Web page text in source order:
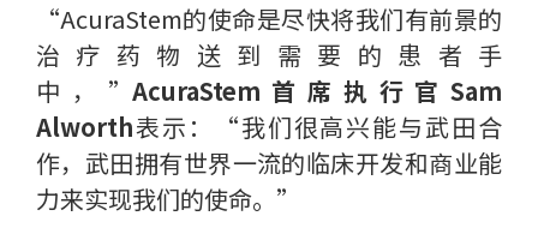
“AcuraStem的使命是尽快将我们有前景的
治疗药物送到需要的患者手
中，” AcuraStem首席执行官Sam
Alworth表示：“我们很高兴能与武田合
作，武田拥有世界一流的临床开发和商业能
力来实现我们的使命。”